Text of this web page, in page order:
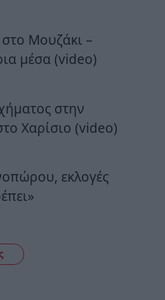
Μουζάκι –
μέσα (video)
στην
Χαρίσιο (video)
εκλογές